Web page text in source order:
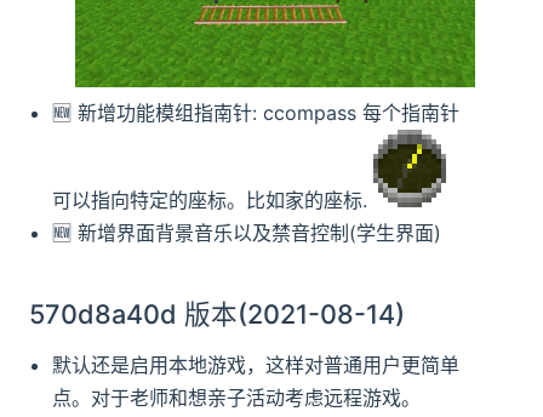
🆕️️ 新增功能模组指南针: ccompass 每个指南针
可以指向特定的座标。比如家的座标.
🆕️️ 新增界面背景音乐以及禁音控制(学生界面)
570d8a40d 版本(2021-08-14)
默认还是启用本地游戏，这样对普通用户更简单
点。对于老师和想亲子活动考虑远程游戏。